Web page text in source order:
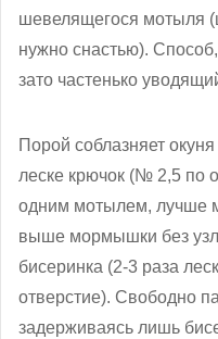
шевелящегося мотыля
нужно снастью).
зато частенько
Порой соблазняет
леске крючок (№ 2,5 по
одним мотылем, лучше
выше мормышки без
бисеринка (2-3 раза
отверстие). Свободно
задерживаясь лишь